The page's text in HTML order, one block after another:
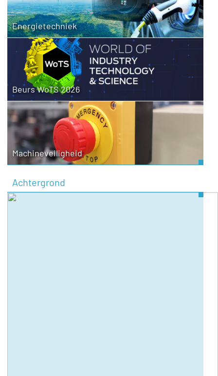
Energietechniek
Beurs WoTS 2026
Machineveiligheid
Achtergrond